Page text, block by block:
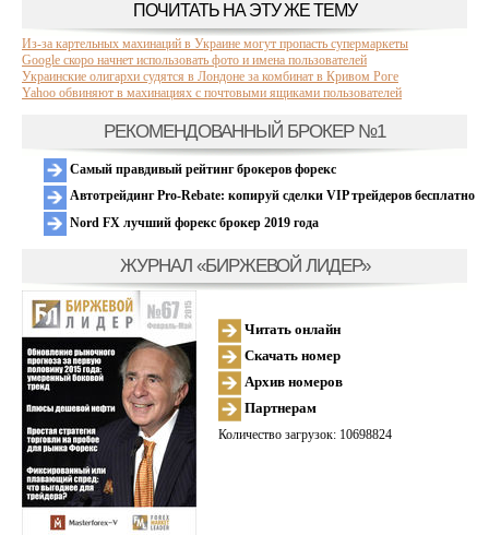
ПОЧИТАТЬ НА ЭТУ ЖЕ ТЕМУ
Из-за картельных махинаций в Украине могут пропасть супермаркеты
Google скоро начнет использовать фото и имена пользователей
Украинские олигархи судятся в Лондоне за комбинат в Кривом Роге
Yahoo обвиняют в махинациях с почтовыми ящиками пользователей
РЕКОМЕНДОВАННЫЙ БРОКЕР №1
Самый правдивый рейтинг брокеров форекс
Автотрейдинг Pro-Rebate: копируй сделки VIP трейдеров бесплатно
Nord FX лучший форекс брокер 2019 года
ЖУРНАЛ «БИРЖЕВОЙ ЛИДЕР»
Читать онлайн
Скачать номер
Архив номеров
Партнерам
Количество загрузок: 10698824